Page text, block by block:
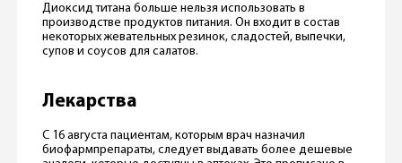
Диоксид титана больше нельзя использовать в
производстве продуктов питания. Он входит в состав
некоторых жевательных резинок, сладостей, выпечки,
супов и соусов для салатов.
Лекарства
С 16 августа пациентам, которым врач назначил
биофармпрепараты, следует выдавать более дешевые